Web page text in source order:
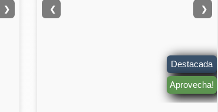
❯ ❮ ❯
Destacada
Aprovecha!